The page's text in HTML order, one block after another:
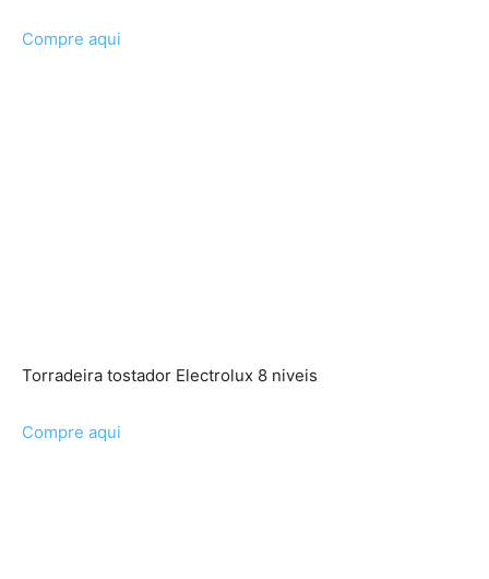
Compre aqui
Torradeira tostador Electrolux 8 niveis
Compre aqui